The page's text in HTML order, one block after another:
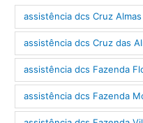
assistência dcs Cruz Almas
assistência dcs Cruz das
assistência dcs Fazenda
assistência dcs Fazenda